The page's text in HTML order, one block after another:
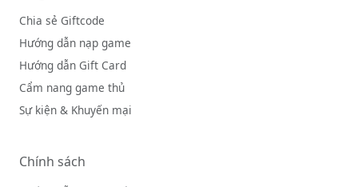
Chia sẻ Giftcode
Hướng dẫn nạp game
Hướng dẫn Gift Card
Cẩm nang game thủ
Sự kiện & Khuyến mại
Chính sách